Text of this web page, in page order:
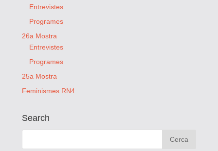
Entrevistes
Programes
26a Mostra
Entrevistes
Programes
25a Mostra
Feminismes RN4
Search